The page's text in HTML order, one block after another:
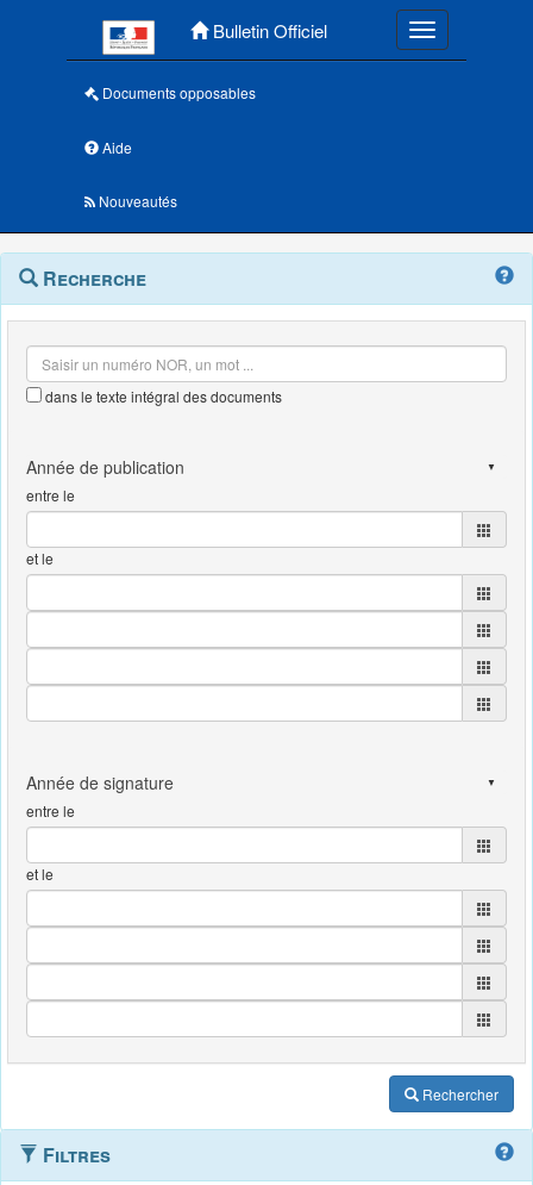
Bulletin Officiel Toggle
Documents opposables
Aide
Nouveautés
Navigation
outils
Menu
contextuel
Recherche
dans le texte intégral des documents
entre le
et le
entre le
et le
Rechercher
Filtres